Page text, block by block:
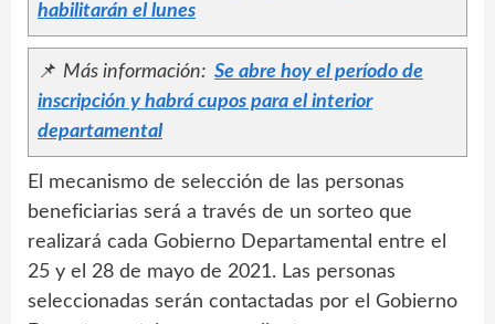
habilitarán el lunes
📌 Más información: Se abre hoy el período de
inscripción y habrá cupos para el interior
departamental
El mecanismo de selección de las personas
beneficiarias será a través de un sorteo que
realizará cada Gobierno Departamental entre el
25 y el 28 de mayo de 2021. Las personas
seleccionadas serán contactadas por el Gobierno